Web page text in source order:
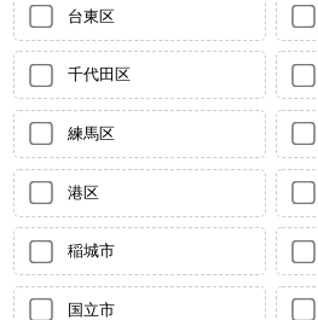
台東区
千代田区
練馬区
港区
稲城市
国立市